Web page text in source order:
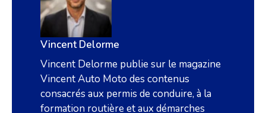
Vincent Delorme
Vincent Delorme publie sur le magazine
Vincent Auto Moto des contenus
consacrés aux permis de conduire, à la
formation routière et aux démarches